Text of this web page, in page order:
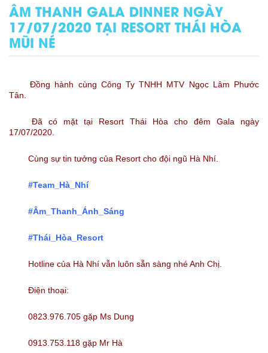
ÂM THANH GALA DINNER NGÀY
17/07/2020 TẠI RESORT THÁI HÒA
MŨI NÉ
Đồng hành cùng Công Ty TNHH MTV Ngọc Lâm Phước
Tân.
Đã có mặt tại Resort Thái Hòa cho đêm Gala ngày
17/07/2020.
Cùng sự tin tưởng của Resort cho đội ngũ Hà Nhí.
#Team_Hà_Nhí
#Âm_Thanh_Ánh_Sáng
#Thái_Hòa_Resort
Hotline của Hà Nhí vẫn luôn sẵn sàng nhé Anh Chị.
Điện thoại:
0823.976.705 gặp Ms Dung
0913.753.118 gặp Mr Hà